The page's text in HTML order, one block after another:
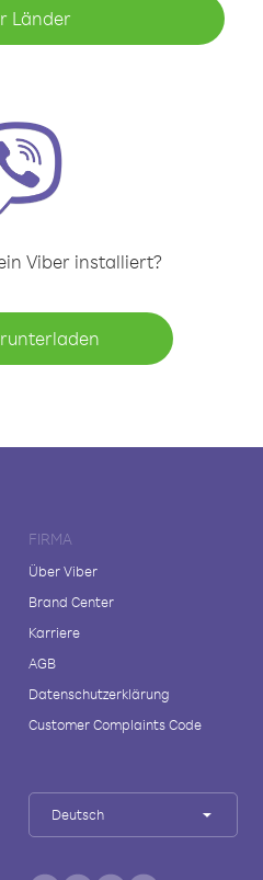
Länder
Viber installiert?
FIRMA
Über Viber
Brand Center
Karriere
AGB
Datenschutzerklärung
Customer Complaints Code
Deutsch